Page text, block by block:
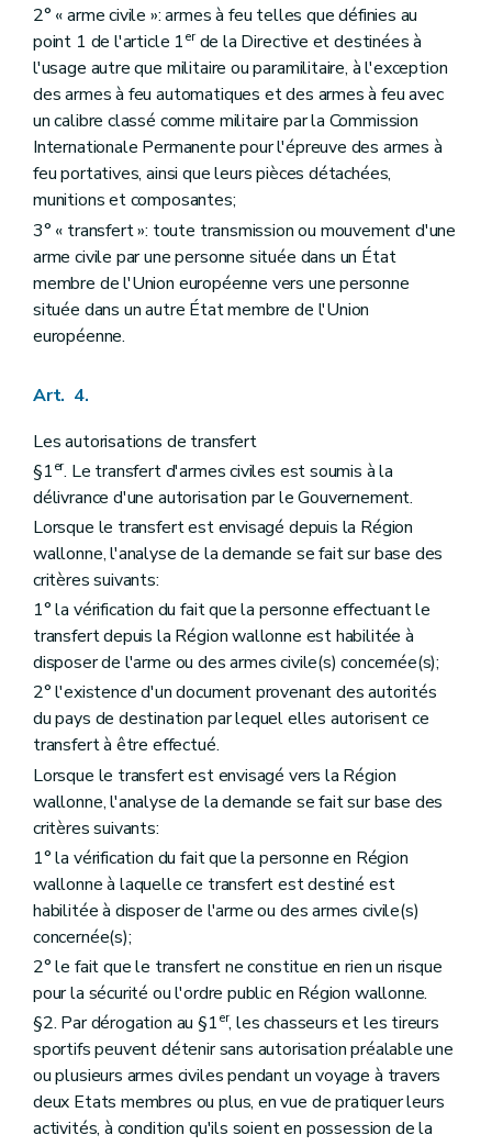
2° « arme civile »: armes à feu telles que définies au
point 1 de l'article 1erde la Directive et destinées à
l'usage autre que militaire ou paramilitaire, à l'exception
des armes à feu automatiques et des armes à feu avec
un calibre classé comme militaire par la Commission
Internationale Permanente pour l'épreuve des armes à
feu portatives, ainsi que leurs pièces détachées,
munitions et composantes;
3° « transfert »: toute transmission ou mouvement d'une
arme civile par une personne située dans un État
membre de l'Union européenne vers une personne
située dans un autre État membre de l'Union
européenne.
Art. 4.
Les autorisations de transfert
§1er. Le transfert d'armes civiles est soumis à la
délivrance d'une autorisation par le Gouvernement.
Lorsque le transfert est envisagé depuis la Région
wallonne, l'analyse de la demande se fait sur base des
critères suivants:
1° la vérification du fait que la personne effectuant le
transfert depuis la Région wallonne est habilitée à
disposer de l'arme ou des armes civile(s) concernée(s);
2° l'existence d'un document provenant des autorités
du pays de destination par lequel elles autorisent ce
transfert à être effectué.
Lorsque le transfert est envisagé vers la Région
wallonne, l'analyse de la demande se fait sur base des
critères suivants:
1° la vérification du fait que la personne en Région
wallonne à laquelle ce transfert est destiné est
habilitée à disposer de l'arme ou des armes civile(s)
concernée(s);
2° le fait que le transfert ne constitue en rien un risque
pour la sécurité ou l'ordre public en Région wallonne.
§2. Par dérogation au §1er, les chasseurs et les tireurs
sportifs peuvent détenir sans autorisation préalable une
ou plusieurs armes civiles pendant un voyage à travers
deux Etats membres ou plus, en vue de pratiquer leurs
activités, à condition qu'ils soient en possession de la